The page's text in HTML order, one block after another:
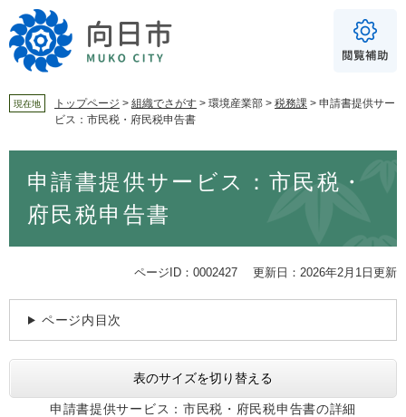
ー
ジ
ニ
ュ
For Foreigners
音声読み上げ
読み上げ 読み上げ設定
やさしい日本語
ふりがな
文字サイズ 標準 拡大
現在地 トップページ > 組織でさがす > 環境産業部 > 税務課 > 申請書提供サー
ビス：市民税・府民税申告書
申請書提供サービス：市民税・
府民税申告書
ページID：0002427 更新日：2026年2月1日更新
ページ内目次
表のサイズを切り替える
申請書提供サービス：市民税・府民税申告書の詳細